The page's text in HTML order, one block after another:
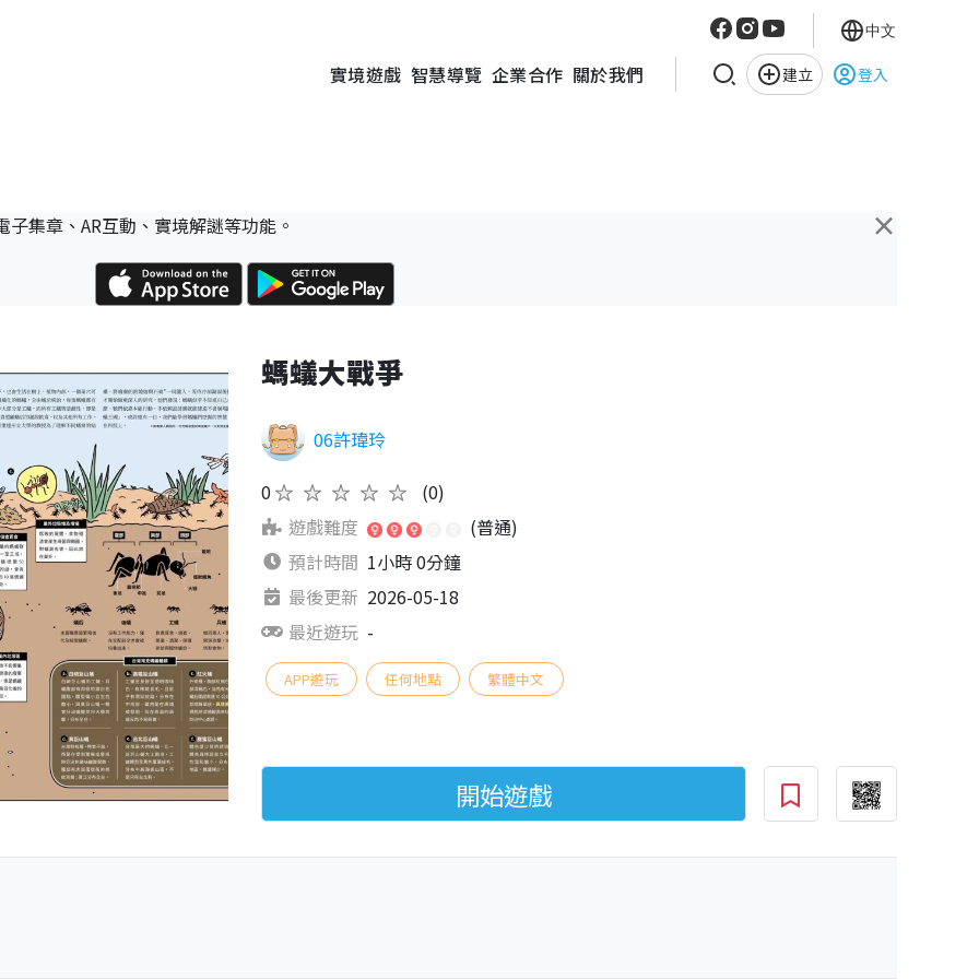
實境遊戲 智慧導覽 企業合作 關於我們 建立 登入
中文
×
集章、AR互動、實境解謎等功能。
螞蟻大戰爭
06許瑋玲
0★★★★★
(0)
遊戲難度
(普通)
預計時間 1小時 0分鐘
最後更新 2026-05-18
最近遊玩 -
APP遊玩 任何地點 繁體中文
開始遊戲